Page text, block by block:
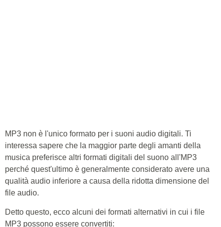
MP3 non è l'unico formato per i suoni audio digitali. Ti
interessa sapere che la maggior parte degli amanti della
musica preferisce altri formati digitali del suono all'MP3
perché quest'ultimo è generalmente considerato avere una
qualità audio inferiore a causa della ridotta dimensione del
file audio.
Detto questo, ecco alcuni dei formati alternativi in cui i file
MP3 possono essere convertiti: